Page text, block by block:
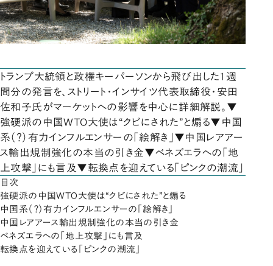
トランプ大統領と政権キーパーソンから飛び出した1週
間分の発言を、ストリート・インサイツ代表取締役・安田
佐和子氏がマーケットへの影響を中心に詳細解説。▼
強硬派の中国WTO大使は“クビにされた”と煽る▼中国
系（？）有力インフルエンサーの「絵解き」▼中国レアアー
ス輸出規制強化の本当の引き金▼ベネズエラへの「地
上攻撃」にも言及▼転換点を迎えている「ピンクの潮流」
目次
強硬派の中国WTO大使は“クビにされた”と煽る
中国系（？）有力インフルエンサーの「絵解き」
中国レアアース輸出規制強化の本当の引き金
ベネズエラへの「地上攻撃」にも言及
転換点を迎えている「ピンクの潮流」